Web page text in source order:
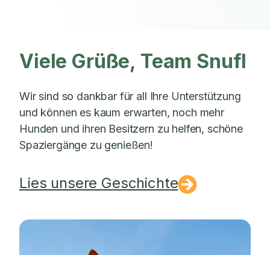
Viele Grüße, Team Snufl
Wir sind so dankbar für all Ihre Unterstützung
und können es kaum erwarten, noch mehr
Hunden und ihren Besitzern zu helfen, schöne
Spaziergänge zu genießen!
Lies unsere Geschichte